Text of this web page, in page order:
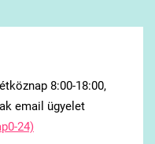
8:00-18:00,
email ügyelet
24)